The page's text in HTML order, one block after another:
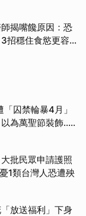
揭嘴饞原因：恐
招穩住食慾更容
囚禁輪暴4月」
為萬聖節裝飾...
批民眾申請護照
1類台灣人恐遭殃
放送福利」下身